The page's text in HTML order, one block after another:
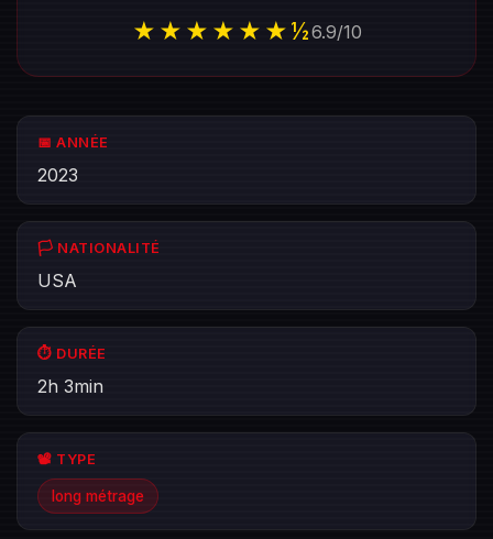
★★★★★★½6.9/10
📅 ANNÉE
2023
🏳️ NATIONALITÉ
USA
⏱️ DURÉE
2h 3min
📽️ TYPE
long métrage